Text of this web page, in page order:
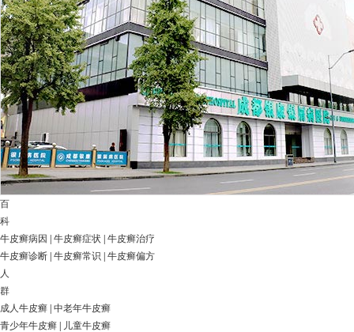
百
科
牛皮癣病因
牛皮癣症状 牛皮癣治疗
牛皮癣诊断 牛皮癣常识
牛皮癣偏方
人
群
成人牛皮癣 中老年牛皮癣
青少年牛皮癣
儿童牛皮癣